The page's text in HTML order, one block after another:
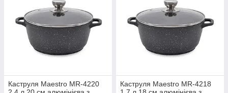
Каструля Maestro MR-4220
Каструля Maestro MR-4218